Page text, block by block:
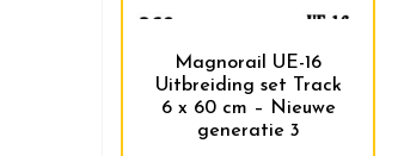
Magnorail UE-16
Uitbreiding set Track
6 x 60 cm – Nieuwe
generatie 3